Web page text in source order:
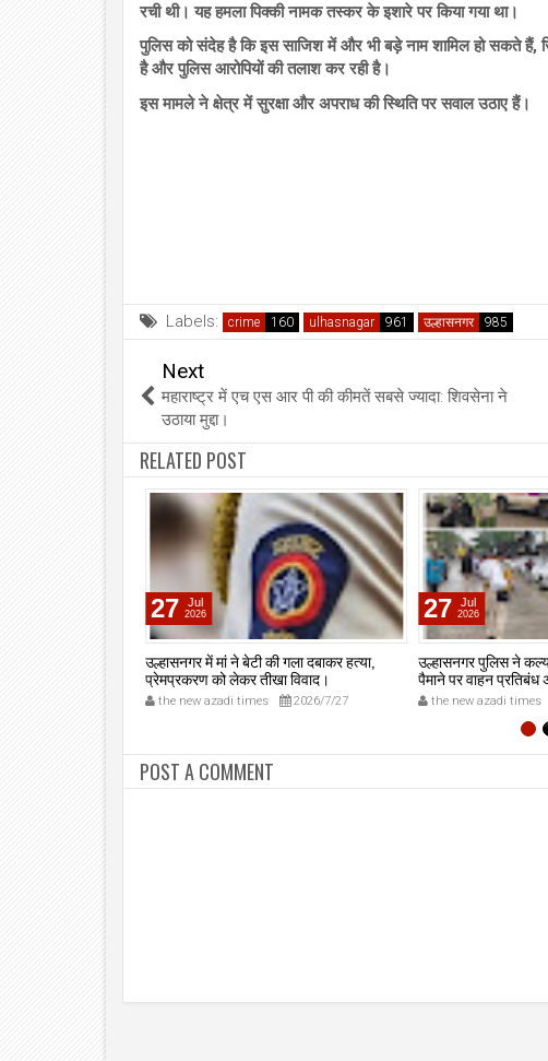
रची थी। यह हमला पिक्की नामक तस्कर के इशारे पर किया गया था।
पुलिस को संदेह है कि इस साजिश में और भी बड़े नाम शामिल हो सकते हैं,
है और पुलिस आरोपियों की तलाश कर रही है।
इस मामले ने क्षेत्र में सुरक्षा और अपराध की स्थिति पर सवाल उठाए हैं।
Labels: crime ulhasnagar उल्हासनगर
Next
महाराष्ट्र में एच एस आर पी की कीमतें सबसे ज्यादा: शिवसेना ने
उठाया मुद्दा।
RELATED POST
27 Jul
2026
उल्हासनगर में मां ने बेटी की गला दबाकर हत्या,
प्रेमप्रकरण को लेकर तीखा विवाद।
the new azadi times 2026/7/27
27 Jul
2026
उल्हासनगर पुलिस ने
पैमाने पर वाहन प्रतिबंध
the new azadi times
POST A COMMENT